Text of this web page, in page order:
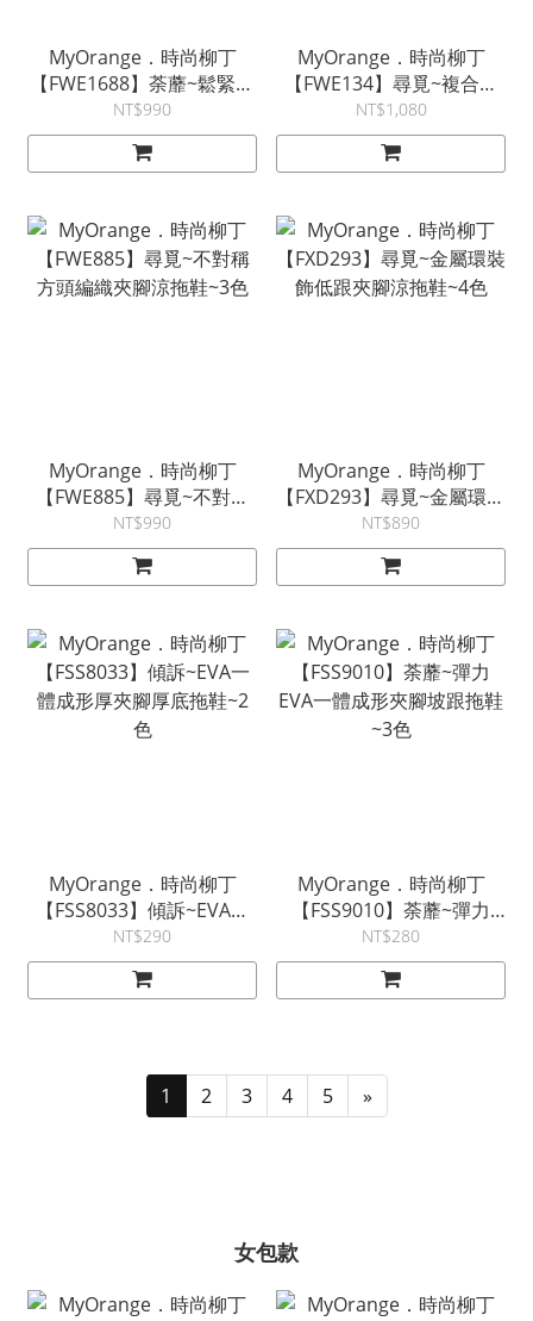
MyOrange．時尚柳丁
【FWE1688】荼蘼~鬆緊無
鞋帶厚底帆布休閒鞋~3色
NT$990
MyOrange．時尚柳丁
【FWE134】尋覓~複合式
真皮鏤空網洞後底休閒鞋
~2色
NT$1,080
MyOrange．時尚柳丁
【FWE885】尋覓~不對稱
方頭編織夾腳涼拖鞋~3色
NT$990
MyOrange．時尚柳丁
【FXD293】尋覓~金屬環裝
飾低跟夾腳涼拖鞋~4色
NT$890
MyOrange．時尚柳丁
【FSS8033】傾訴~EVA一
體成形厚夾腳厚底拖鞋~2
色
NT$290
MyOrange．時尚柳丁
【FSS9010】荼蘼~彈力
EVA一體成形夾腳坡跟拖鞋
~3色
NT$280
1 2 3 4 5 »
女包款